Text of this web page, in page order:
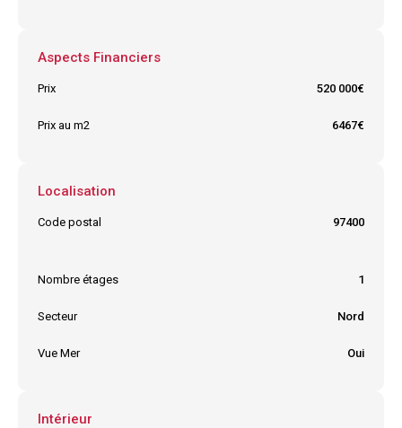
Aspects Financiers
Prix 520 000€
Prix au m2 6467€
Localisation
Code postal 97400
Nombre étages
1
Secteur Nord
Vue Mer Oui
Intérieur